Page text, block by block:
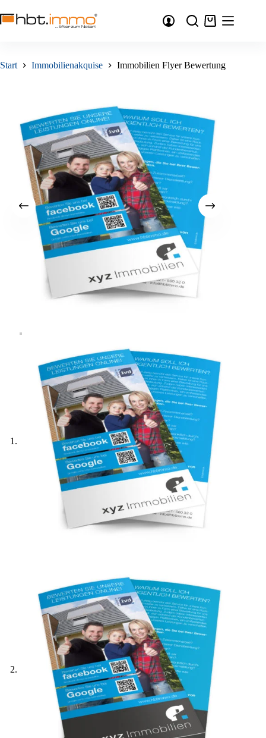
Inhalt
springen
Warenkorb
Start Immobilienakquise Immobilien Flyer Bewertung